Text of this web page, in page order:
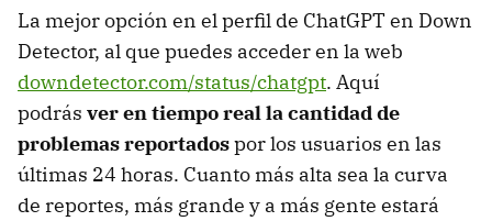
La mejor opción en el perfil de ChatGPT en Down
Detector, al que puedes acceder en la web
downdetector.com/status/chatgpt. Aquí
podrás ver en tiempo real la cantidad de
problemas reportadospor los usuarios en las
últimas 24 horas. Cuanto más alta sea la curva
de reportes, más grande y a más gente estará